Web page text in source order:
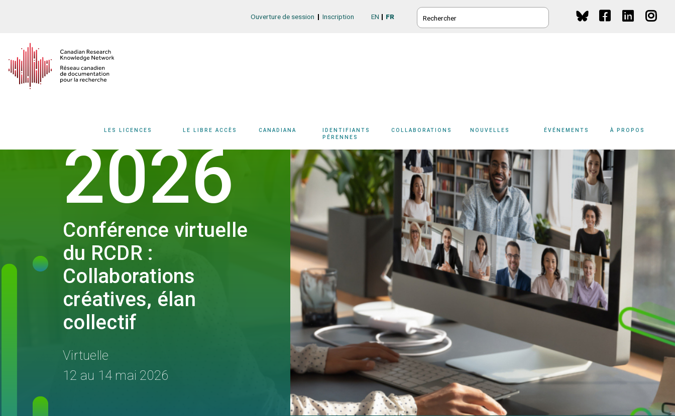
principal
RECHERCHER
EN FR
Ouverture de session Inscription
LES LICENCES LE LIBRE ACCÈS CANADIANA
IDENTIFIANTS
PÉRENNES
COLLABORATIONS NOUVELLES ÉVÉNEMENTS À PROPOS
2026
Conférence virtuelle
du RCDR :
Collaborations
créatives, élan
collectif
Virtuelle
12 au 14 mai 2026